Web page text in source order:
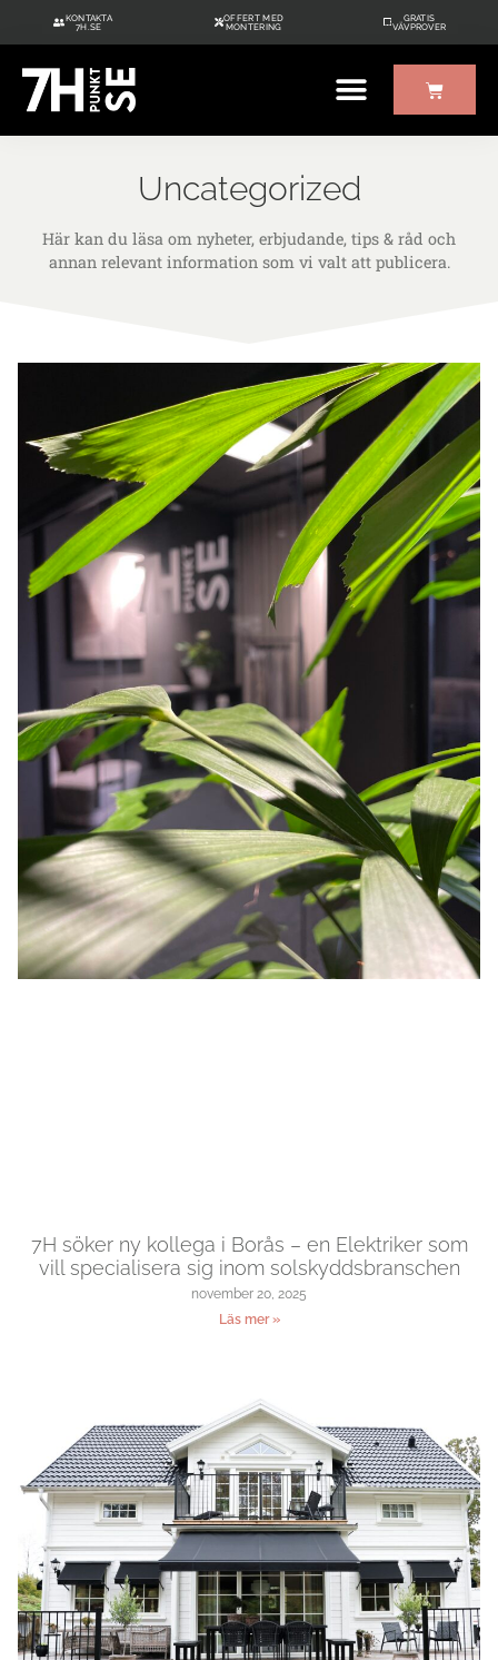
KONTAKTA
7H.SE
OFFERT MED
MONTERING
GRATIS
VÄVPROVER
Uncategorized
Här kan du läsa om nyheter, erbjudande, tips & råd och
annan relevant information som vi valt att publicera.
7H söker ny kollega i Borås – en Elektriker som
vill specialisera sig inom solskyddsbranschen
november 20, 2025
Läs mer »